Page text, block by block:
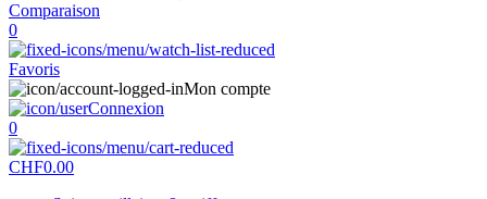
Comparaison
0
Favoris
Mon compte
Connexion
0
CHF0.00